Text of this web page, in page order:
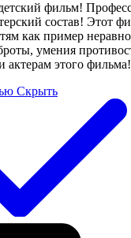
фильм!
состав! Этот
как пример
умения
актерам этого фильма!
Скрыть